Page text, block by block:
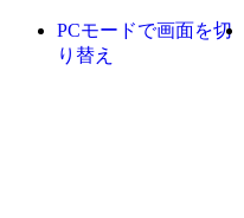
PCモードで画面を切
り替え